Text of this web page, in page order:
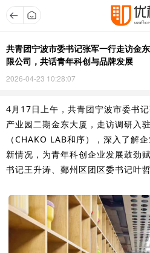
共青团宁波市委书记张军一行走访金
限公司，共话青年科创与品牌发展
2026-04-23 10:28:07
4月17日上午，共青团宁波市委书
产业园二期金东大厦，走访调研入
（CHAKO LAB和序），深入了解
新情况，为青年科创企业发展鼓劲
书记王升涛、鄞州区团区委书记叶